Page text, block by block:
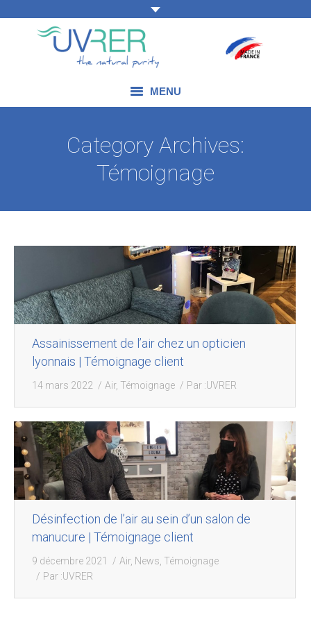
MENU
NOS PRODUITS
NOUS CONTACTER
Category Archives:
Témoignage
Assainissement de l’air chez un opticien
lyonnais | Témoignage client
14 mars 2022 Air, Témoignage Par :UVRER
Désinfection de l’air au sein d’un salon de
manucure | Témoignage client
9 décembre 2021 Air, News Témoignage
Par :UVRER